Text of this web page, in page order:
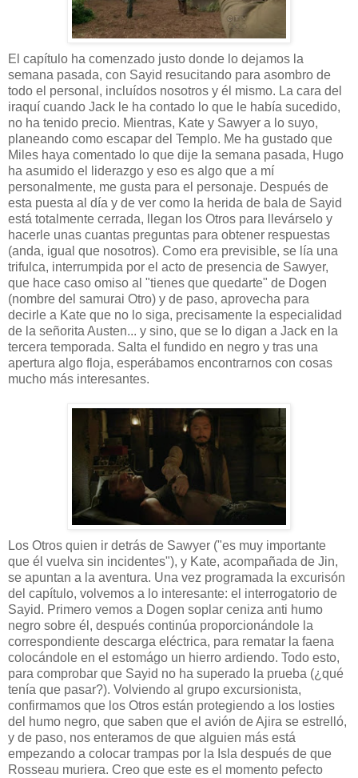
El capítulo ha comenzado justo donde lo dejamos la
semana pasada, con Sayid resucitando para asombro de
todo el personal, incluídos nosotros y él mismo. La cara del
iraquí cuando Jack le ha contado lo que le había sucedido,
no ha tenido precio. Mientras, Kate y Sawyer a lo suyo,
planeando como escapar del Templo. Me ha gustado que
Miles haya comentado lo que dije la semana pasada, Hugo
ha asumido el liderazgo y eso es algo que a mí
personalmente, me gusta para el personaje. Después de
esta puesta al día y de ver como la herida de bala de Sayid
está totalmente cerrada, llegan los Otros para llevárselo y
hacerle unas cuantas preguntas para obtener respuestas
(anda, igual que nosotros). Como era previsible, se lía una
trifulca, interrumpida por el acto de presencia de Sawyer,
que hace caso omiso al "tienes que quedarte" de Dogen
(nombre del samurai Otro) y de paso, aprovecha para
decirle a Kate que no lo siga, precisamente la especialidad
de la señorita Austen... y sino, que se lo digan a Jack en la
tercera temporada. Salta el fundido en negro y tras una
apertura algo floja, esperábamos encontrarnos con cosas
mucho más interesantes.
Los Otros quien ir detrás de Sawyer ("es muy importante
que él vuelva sin incidentes"), y Kate, acompañada de Jin,
se apuntan a la aventura. Una vez programada la excurisón
del capítulo, volvemos a lo interesante: el interrogatorio de
Sayid. Primero vemos a Dogen soplar ceniza anti humo
negro sobre él, después continúa proporcionándole la
correspondiente descarga eléctrica, para rematar la faena
colocándole en el estomágo un hierro ardiendo. Todo esto,
para comprobar que Sayid no ha superado la prueba (¿qué
tenía que pasar?). Volviendo al grupo excursionista,
confirmamos que los Otros están protegiendo a los losties
del humo negro, que saben que el avión de Ajira se estrelló,
y de paso, nos enteramos de que alguien más está
empezando a colocar trampas por la Isla después de que
Rosseau muriera. Creo que este es el momento pefecto